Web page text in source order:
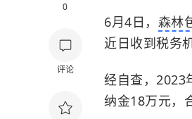
0
评论
6月4日， 森林
近日收到税务
经自查，2023
纳金18万元，